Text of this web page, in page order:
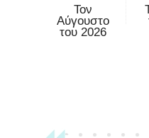
Τον
Αύγουστο
του 2026